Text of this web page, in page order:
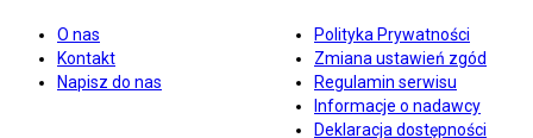
O nas
Kontakt
Napisz do nas
Polityka Prywatności
Zmiana ustawień zgód
Regulamin serwisu
Informacje o nadawcy
Deklaracja dostępności